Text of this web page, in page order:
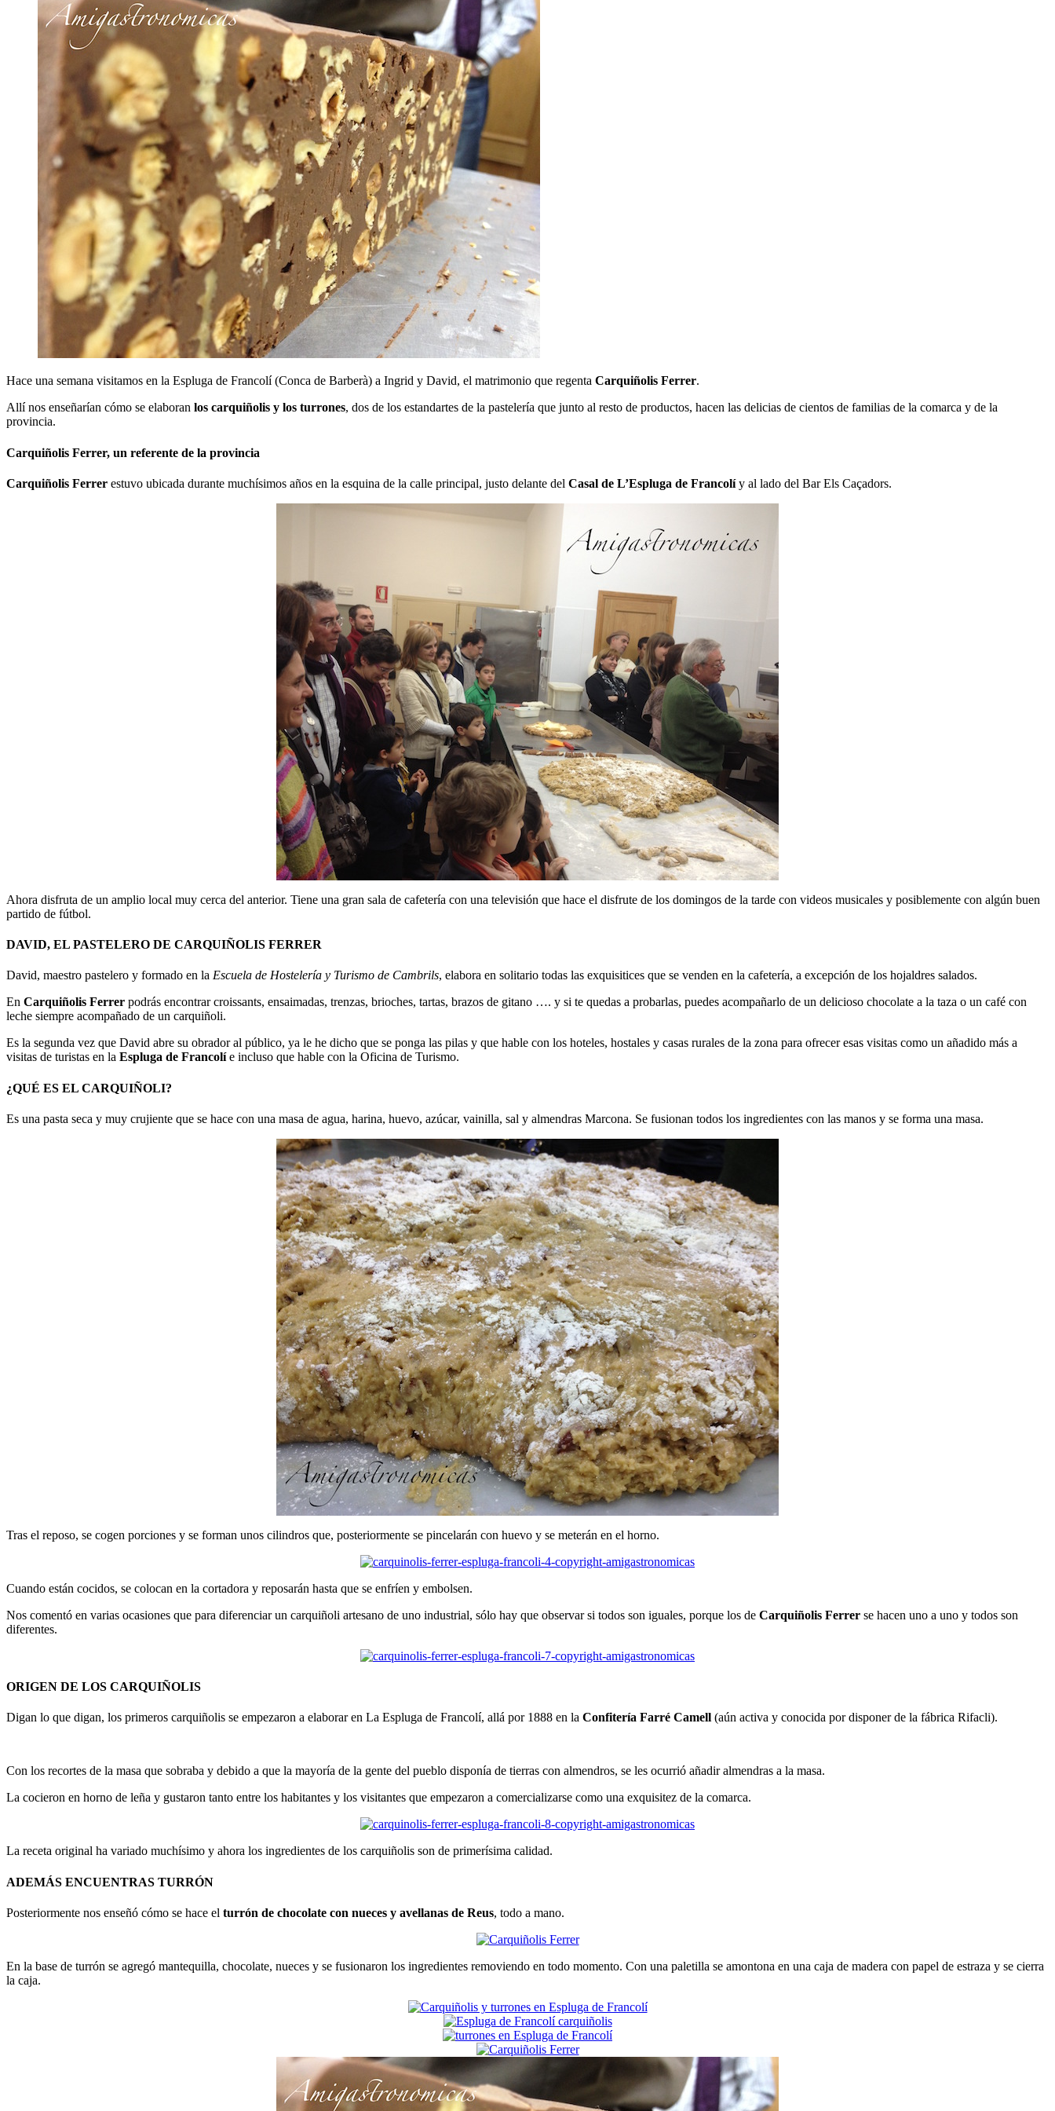
Hace una semana visitamos en la Espluga de Francolí (Conca de Barberà) a Ingrid y David, el matrimonio que regenta Carquiñolis Ferrer.
Allí nos enseñarían cómo se elaboran los carquiñolis y los turrones, dos de los estandartes de la pastelería que junto al resto de productos, hacen las delicias de cientos de familias de la comarca y de la
provincia.
Carquiñolis Ferrer, un referente de la provincia
Carquiñolis Ferrer estuvo ubicada durante muchísimos años en la esquina de la calle principal, justo delante del Casal de L’Espluga de Francolíy al lado del Bar Els Caçadors.
Ahora disfruta de un amplio local muy cerca del anterior. Tiene una gran sala de cafetería con una televisión que hace el disfrute de los domingos de la tarde con videos musicales y posiblemente con algún buen
partido de fútbol.
DAVID, EL PASTELERO DE CARQUIÑOLIS FERRER
David, maestro pastelero y formado en la Escuela de Hostelería y Turismo de Cambrils, elabora en solitario todas las exquisitices que se venden en la cafetería, a excepción de los hojaldres salados.
En Carquiñolis Ferrer podrás encontrar croissants, ensaimadas, trenzas, brioches, tartas, brazos de gitano …. y si te quedas a probarlas, puedes acompañarlo de un delicioso chocolate a la taza o un café con
leche siempre acompañado de un carquiñoli.
Es la segunda vez que David abre su obrador al público, ya le he dicho que se ponga las pilas y que hable con los hoteles, hostales y casas rurales de la zona para ofrecer esas visitas como un añadido más a
visitas de turistas en la Espluga de Francolíe incluso que hable con la Oficina de Turismo.
¿QUÉ ES EL CARQUIÑOLI?
Es una pasta seca y muy crujiente que se hace con una masa de agua, harina, huevo, azúcar, vainilla, sal y almendras Marcona. Se fusionan todos los ingredientes con las manos y se forma una masa.
Tras el reposo, se cogen porciones y se forman unos cilindros que, posteriormente se pincelarán con huevo y se meterán en el horno.
Cuando están cocidos, se colocan en la cortadora y reposarán hasta que se enfríen y embolsen.
Nos comentó en varias ocasiones que para diferenciar un carquiñoli artesano de uno industrial, sólo hay que observar si todos son iguales, porque los de Carquiñolis Ferrer se hacen uno a uno y todos son
diferentes.
ORIGEN DE LOS CARQUIÑOLIS
Digan lo que digan, los primeros carquiñolis se empezaron a elaborar en La Espluga de Francolí, allá por 1888 en la Confitería Farré Camell (aún activa y conocida por disponer de la fábrica Rifacli).
Con los recortes de la masa que sobraba y debido a que la mayoría de la gente del pueblo disponía de tierras con almendros, se les ocurrió añadir almendras a la masa.
La cocieron en horno de leña y gustaron tanto entre los habitantes y los visitantes que empezaron a comercializarse como una exquisitez de la comarca.
La receta original ha variado muchísimo y ahora los ingredientes de los carquiñolis son de primerísima calidad.
ADEMÁS ENCUENTRAS TURRÓN
Posteriormente nos enseñó cómo se hace el turrón de chocolate con nueces y avellanas de Reus, todo a mano.
En la base de turrón se agregó mantequilla, chocolate, nueces y se fusionaron los ingredientes removiendo en todo momento. Con una paletilla se amontona en una caja de madera con papel de estraza y se cierra
la caja.